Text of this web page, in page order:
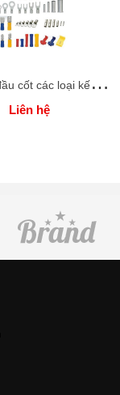
P
hụ kiện đầu cốt các loại kết nối trong ngành điện
Liên hệ